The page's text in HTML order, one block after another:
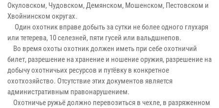
Окуловском, Чудовском, Демянском, Мошенском, Пестовском и
Хвойнинском округах.
Один охотник вправе добыть за сутки не более одного глухаря
или тетерева, 10 селезней, пяти гусей или вальдшнепов.
Во время охоты охотник должен иметь при себе охотничий
билет, разрешение на хранение и ношение оружия, разрешение на
добычу охотничьих ресурсов и путёвку в конкретное
охотхозяйство. Отсутствие этих документов является
административным правонарушением.
Охотничье ружьё должно перевозиться в чехле, в разряженном